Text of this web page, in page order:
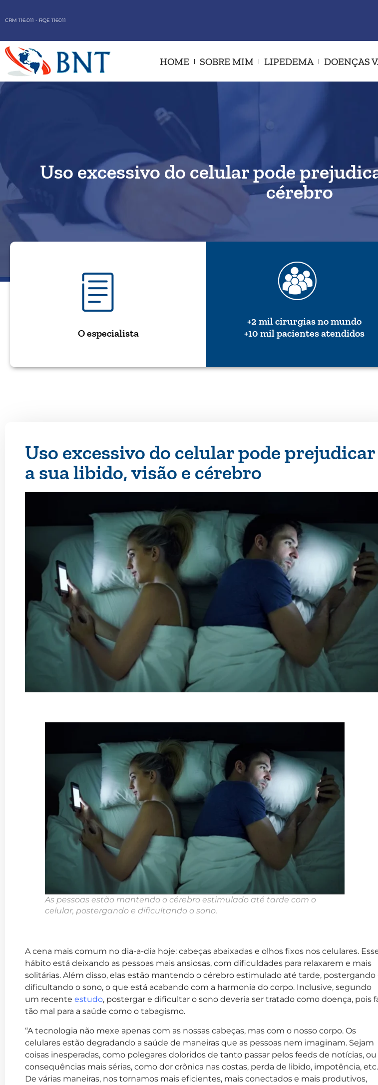
CRM 116.011 - RQE 116011
HOME SOBRE MIM LIPEDEMA DOENÇAS
Uso excessivo do celular pode
cérebro
O especialista
+2 mil cirurgias no mundo
+10 mil pacientes atendidos
Uso excessivo do celular pode prejudicar
a sua libido, visão e cérebro
As pessoas estão mantendo o cérebro estimulado até tarde com o
celular, postergando e dificultando o sono.
A cena mais comum no dia-a-dia hoje: cabeças abaixadas e olhos fixos nos celulares.
hábito está deixando as pessoas mais ansiosas, com dificuldades para relaxarem e mais
solitárias. Além disso, elas estão mantendo o cérebro estimulado até tarde, postergando
dificultando o sono, o que está acabando com a harmonia do corpo. Inclusive, segundo
um recente estudo, postergar e dificultar o sono deveria ser tratado como doença, pois
tão mal para a saúde como o tabagismo.
“A tecnologia não mexe apenas com as nossas cabeças, mas com o nosso corpo. Os
celulares estão degradando a saúde de maneiras que as pessoas nem imaginam. Sejam
coisas inesperadas, como polegares doloridos de tanto passar pelos feeds de notícias, ou
consequências mais sérias, como dor crônica nas costas, perda de libido, impotência,
De várias maneiras, nos tornamos mais eficientes, mais conectados e mais produtivos,